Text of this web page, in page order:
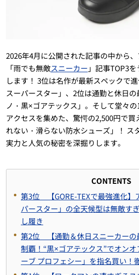
2026年4月に公開された記事の中から
「雨でも無敵スニーカー 」記事TOP3
します！ 3位は名作が最新スペックで
スーパースター」、2位は通勤と休日
ノ・黒×ゴアテックス」。そして堂々
アクセスを集めた、驚愕の2,500円で
れない・滑らない防水シューズ」！ ス
実力と人気の秘密を深掘りします。
CONTENTS
第3位 【GORE-TEXで最強進化】
パースター」の全天候型は無敵す
し履き
第2位 【通勤＆休日スニーカーの
制覇！“黒×ゴアテックス”でオン
ーブ プロフェシー」を指名買い！